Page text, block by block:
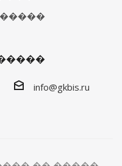
info@gkbis.ru